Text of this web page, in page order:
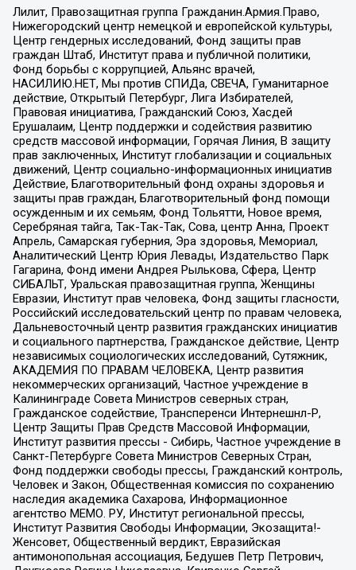
Лилит, Правозащитная группа Гражданин.Армия.Право,
Нижегородский центр немецкой и европейской культуры,
Центр гендерных исследований, Фонд защиты прав
граждан Штаб, Институт права и публичной политики,
Фонд борьбы с коррупцией, Альянс врачей,
НАСИЛИЮ.НЕТ, Мы против СПИДа, СВЕЧА, Гуманитарное
действие, Открытый Петербург, Лига Избирателей,
Правовая инициатива, Гражданский Союз, Хасдей
Ерушалаим, Центр поддержки и содействия развитию
средств массовой информации, Горячая Линия, В защиту
прав заключенных, Институт глобализации и социальных
движений, Центр социально-информационных инициатив
Действие, Благотворительный фонд охраны здоровья и
защиты прав граждан, Благотворительный фонд помощи
осужденным и их семьям, Фонд Тольятти, Новое время,
Серебряная тайга, Так-Так-Так, Сова, центр Анна, Проект
Апрель, Самарская губерния, Эра здоровья, Мемориал,
Аналитический Центр Юрия Левады, Издательство Парк
Гагарина, Фонд имени Андрея Рылькова, Сфера, Центр
СИБАЛЬТ, Уральская правозащитная группа, Женщины
Евразии, Институт прав человека, Фонд защиты гласности,
Российский исследовательский центр по правам человека,
Дальневосточный центр развития гражданских инициатив
и социального партнерства, Гражданское действие, Центр
независимых социологических исследований, Сутяжник,
АКАДЕМИЯ ПО ПРАВАМ ЧЕЛОВЕКА, Центр развития
некоммерческих организаций, Частное учреждение в
Калининграде Совета Министров северных стран,
Гражданское содействие, Трансперенси Интернешнл-Р,
Центр Защиты Прав Средств Массовой Информации,
Институт развития прессы - Сибирь, Частное учреждение в
Санкт-Петербурге Совета Министров Северных Стран,
Фонд поддержки свободы прессы, Гражданский контроль,
Человек и Закон, Общественная комиссия по сохранению
наследия академика Сахарова, Информационное
агентство МЕМО. РУ, Институт региональной прессы,
Институт Развития Свободы Информации, Экозащита!-
Женсовет, Общественный вердикт, Евразийская
антимонопольная ассоциация, Бедушев Петр Петрович,